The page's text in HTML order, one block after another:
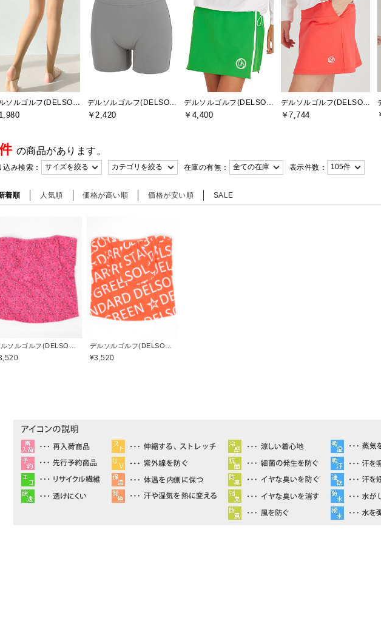
￥2,420 ￥4,400 ￥7,744
の商品があります。
込み検索： 在庫の有無： 表示件数：
着順 人気順 価格が高い順 価格が安い順 SALE
¥3,520